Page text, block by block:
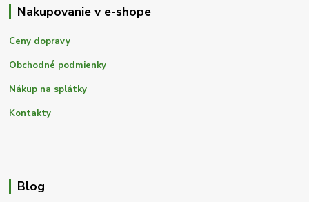
Nakupovanie v e-shope
Ceny dopravy
Obchodné podmienky
Nákup na splátky
Kontakty
Blog